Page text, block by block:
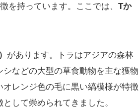
を持っています。ここでは、 Tか
があります。トラはアジアの森林
などの大型の草食動物を主な獲物
レンジ色の毛に黒い縞模様が特徴
して崇められてきました。